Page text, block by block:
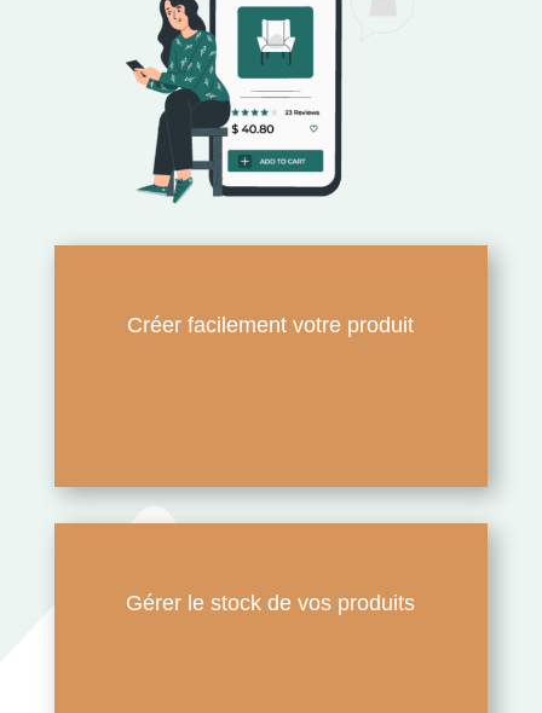
Créer facilement votre produit
Gérer le stock de vos produits